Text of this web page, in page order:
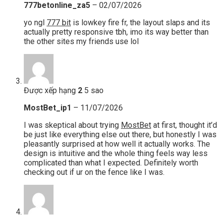
777betonline_za5 – 02/07/2026
yo ngl 777 bit is lowkey fire fr, the layout slaps and its
actually pretty responsive tbh, imo its way better than
the other sites my friends use lol
Được xếp hạng 2 5 sao
MostBet_ip1 – 11/07/2026
I was skeptical about trying MostBet at first, thought it’d
be just like everything else out there, but honestly I was
pleasantly surprised at how well it actually works. The
design is intuitive and the whole thing feels way less
complicated than what I expected. Definitely worth
checking out if ur on the fence like I was.